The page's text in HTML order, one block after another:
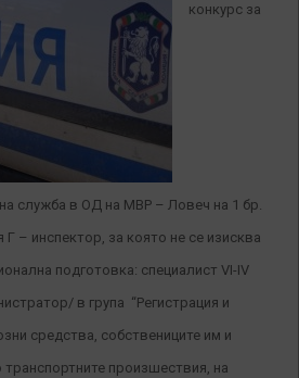
конкурс за
служба в ОД на МВР – Ловеч на 1 бр.
– инспектор, за която не се изисква
подготовка: специалист VІ-ІV
в група “Регистрация и
средства, собствениците им и
транспортните произшествия, на